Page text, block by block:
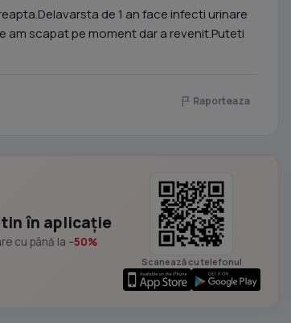
de 1 an face infecti urinare
scapat pe moment dar a revenit.Puteti
Raporteaza
în aplicație
cu până la −50%
Scanează cu telefonul